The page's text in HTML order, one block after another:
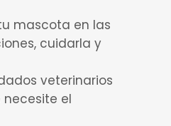
mascota en las
cuidarla y
veterinarios
necesite el